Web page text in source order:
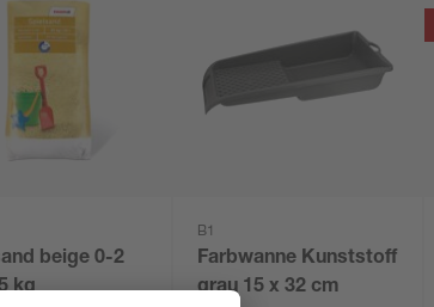
beige 0-2
kg
B1
Farbwanne Kunststoff
grau 15 x 32 cm